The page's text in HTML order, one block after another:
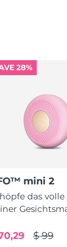
28%
mini 2
das
$ 99